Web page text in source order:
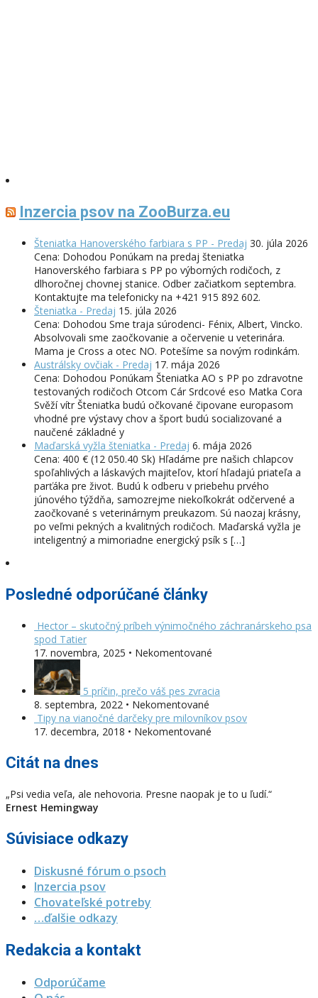
Inzercia psov na ZooBurza.eu
Šteniatka Hanoverského farbiara s PP - Predaj 30. júla 2026
Cena: Dohodou Ponúkam na predaj šteniatka
Hanoverského farbiara s PP po výborných rodičoch, z
dlhoročnej chovnej stanice. Odber začiatkom septembra.
Kontaktujte ma telefonicky na +421 915 892 602.
Šteniatka - Predaj 15. júla 2026
Cena: Dohodou Sme traja súrodenci- Fénix, Albert, Vincko.
Absolvovali sme zaočkovanie a očervenie u veterinára.
Mama je Cross a otec NO. Potešíme sa novým rodinkám.
Austrálsky ovčiak - Predaj 17. mája 2026
Cena: Dohodou Ponúkam Šteniatka AO s PP po zdravotne
testovaných rodičoch Otcom Cár Srdcové eso Matka Cora
Svěží vítr Šteniatka budú očkované čipovane europasom
vhodné pre výstavy chov a šport budú socializované a
naučené základné y
Maďarská vyžla šteniatka - Predaj 6. mája 2026
Cena: 400 € (12 050.40 Sk) Hľadáme pre našich chlapcov
spoľahlivých a láskavých majiteľov, ktorí hľadajú priateľa a
parťáka pre život. Budú k odberu v priebehu prvého
júnového týždňa, samozrejme niekoľkokrát odčervené a
zaočkované s veterinárnym preukazom. Sú naozaj krásny,
po veľmi pekných a kvalitných rodičoch. Maďarská vyžla je
inteligentný a mimoriadne energický psík s […]
Posledné odporúčané články
Hector – skutočný príbeh výnimočného záchranárskeho psa
spod Tatier
17. novembra, 2025 • Nekomentované
5 príčin, prečo váš pes zvracia
8. septembra, 2022 • Nekomentované
Tipy na vianočné darčeky pre milovníkov psov
17. decembra, 2018 • Nekomentované
Citát na dnes
„Psi vedia veľa, ale nehovoria. Presne naopak je to u ľudí.“
Ernest Hemingway
Súvisiace odkazy
Diskusné fórum o psoch
Inzercia psov
Chovateľské potreby
…ďalšie odkazy
Redakcia a kontakt
Odporúčame